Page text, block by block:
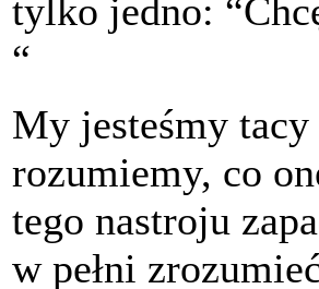
tylko jedno:
“
My jesteśmy
rozumiemy, co
tego nastroju
w pełni